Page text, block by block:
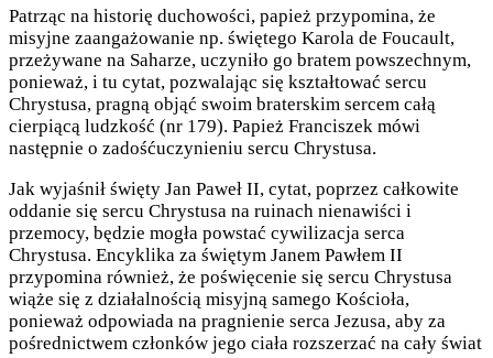
Patrząc na historię duchowości, papież przypomina, że
misyjne zaangażowanie np. świętego Karola de Foucault,
przeżywane na Saharze, uczyniło go bratem powszechnym,
ponieważ, i tu cytat, pozwalając się kształtować sercu
Chrystusa, pragną objąć swoim braterskim sercem całą
cierpiącą ludzkość (nr 179). Papież Franciszek mówi
następnie o zadośćuczynieniu sercu Chrystusa.
Jak wyjaśnił święty Jan Paweł II, cytat, poprzez całkowite
oddanie się sercu Chrystusa na ruinach nienawiści i
przemocy, będzie mogła powstać cywilizacja serca
Chrystusa. Encyklika za świętym Janem Pawłem II
przypomina również, że poświęcenie się sercu Chrystusa
wiąże się z działalnością misyjną samego Kościoła,
ponieważ odpowiada na pragnienie serca Jezusa, aby za
pośrednictwem członków jego ciała rozszerzać na cały świat